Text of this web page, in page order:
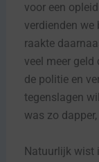
voor een
verdienden we
raakte
veel meer
de politie en
tegenslagen
was zo
Natuurlijk wist